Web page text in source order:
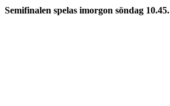
Semifinalen spelas imorgon söndag 10.45.